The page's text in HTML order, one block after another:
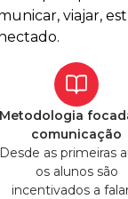
viajar,
Metodologia
comunicação
Desde as primeiras
os alunos são
incentivados a